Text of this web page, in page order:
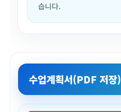
습니다.
수업계획서(PDF 저장)